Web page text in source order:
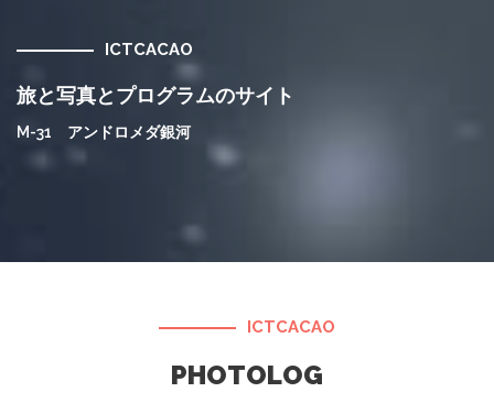
ICTCACAO
旅と写真とプログラムのサイト
M-31 アンドロメダ銀河
ICTCACAO
PHOTOLOG